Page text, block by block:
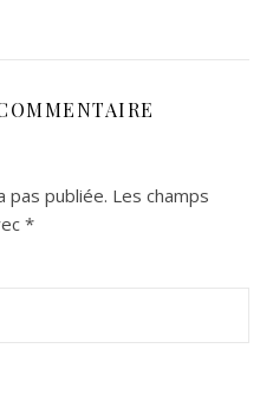
pas publiée. Les champs
*